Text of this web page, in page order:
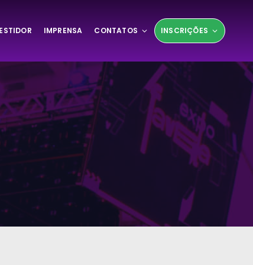
IMPRENSA CONTATOS INSCRIÇÕES